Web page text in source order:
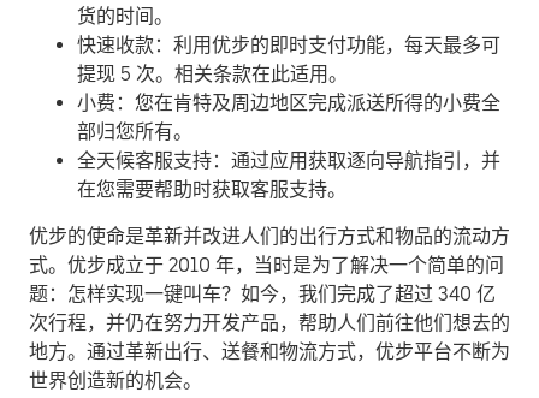
货的时间。
快速收款：利用优步的即时支付功能，每天最多可
提现 5 次。相关条款在此适用。
小费：您在肯特及周边地区完成派送所得的小费全
部归您所有。
全天候客服支持：通过应用获取逐向导航指引，并
在您需要帮助时获取客服支持。
优步的使命是革新并改进人们的出行方式和物品的流动方
式。优步成立于 2010 年，当时是为了解决一个简单的问
题：怎样实现一键叫车？如今，我们完成了超过 340 亿
次行程，并仍在努力开发产品，帮助人们前往他们想去的
地方。通过革新出行、送餐和物流方式，优步平台不断为
世界创造新的机会。